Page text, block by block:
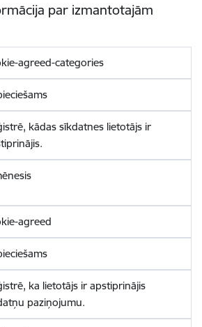
par izmantotajām
agreed-categories
kādas sīkdatnes lietotājs ir
agreed
ka lietotājs ir apstiprinājis
paziņojumu.